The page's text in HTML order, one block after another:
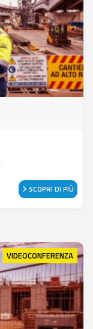
SCOPRI DI PIÙ
VIDEOCONFERENZA